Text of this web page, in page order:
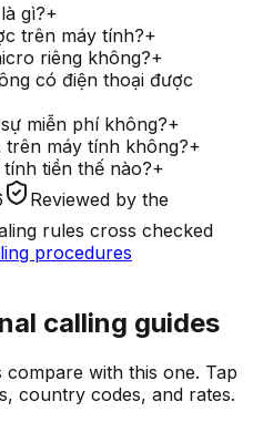
gì?+
trên máy tính?+
riêng không?+
có điện thoại được
miễn phí không?+
trên máy tính không?+
tiền thế nào?+
Reviewed by the
rules cross checked
procedures
calling guides
with this one. Tap
country codes, and rates.